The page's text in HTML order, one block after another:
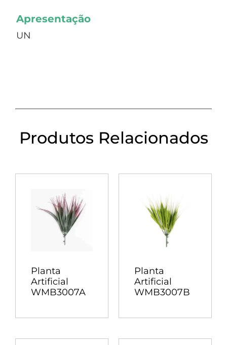
Apresentação
UN
Produtos Relacionados
Planta
Artificial
WMB3007A
Planta
Artificial
WMB3007B